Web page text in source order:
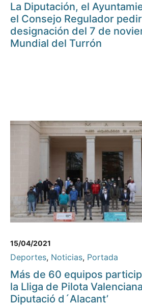
La Diputación, el
el Consejo Regulador
designación del 7 de
Mundial del Turrón
15/04/2021
Deportes, Noticias, Portada
Más de 60 equipos
la Lliga de Pilota
Diputació d´Alacant’